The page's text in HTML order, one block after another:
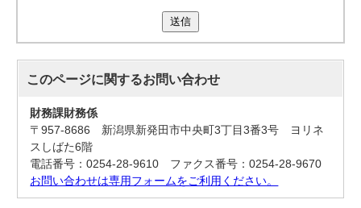
送信
このページに関するお問い合わせ
財務課財務係
〒957-8686 新潟県新発田市中央町3丁目3番3号 ヨリネ
スしばた6階
電話番号：0254-28-9610 ファクス番号：0254-28-9670
お問い合わせは専用フォームをご利用ください。